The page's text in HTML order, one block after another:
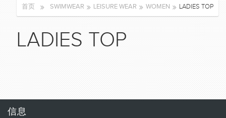
SWIMMING EQUIPMENT
SWIMWEAR
首页 SWIMWEAR LEISURE WEAR WOMEN LADIES TOP
LADIES TOP
信息